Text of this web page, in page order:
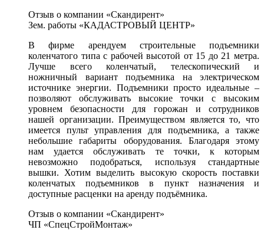
Отзыв о компании «Скандирент»
Зем. работы «КАДАСТРОВЫЙ ЦЕНТР»
В фирме арендуем строительные подъемники
коленчатого типа с рабочей высотой от 15 до 21 метра.
Лучше всего коленчатый, телескопический и
ножничный вариант подъемника на электрическом
источнике энергии. Подъемники просто идеальные –
позволяют обслуживать высокие точки с высоким
уровнем безопасности для горожан и сотрудников
нашей организации. Преимуществом является то, что
имеется пульт управления для подъемника, а также
небольшие габариты оборудования. Благодаря этому
нам удается обслуживать те точки, к которым
невозможно подобраться, используя стандартные
вышки. Хотим выделить высокую скорость поставки
коленчатых подъемников в пункт назначения и
доступные расценки на аренду подъёмника.
Отзыв о компании «Скандирент»
ЧП «СпецСтройМонтаж»